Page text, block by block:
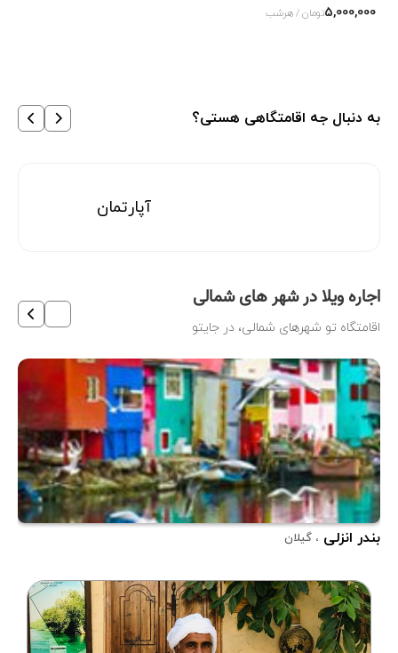
5,000,000تومان / هرشب
به دنبال جه اقامتگاهی هستی؟
آپارتمان
اجاره ویلا در شهر های شمالی
اقامتگاه تو شهرهای شمالی، در جایتو
بندر انزلی ، گیلان